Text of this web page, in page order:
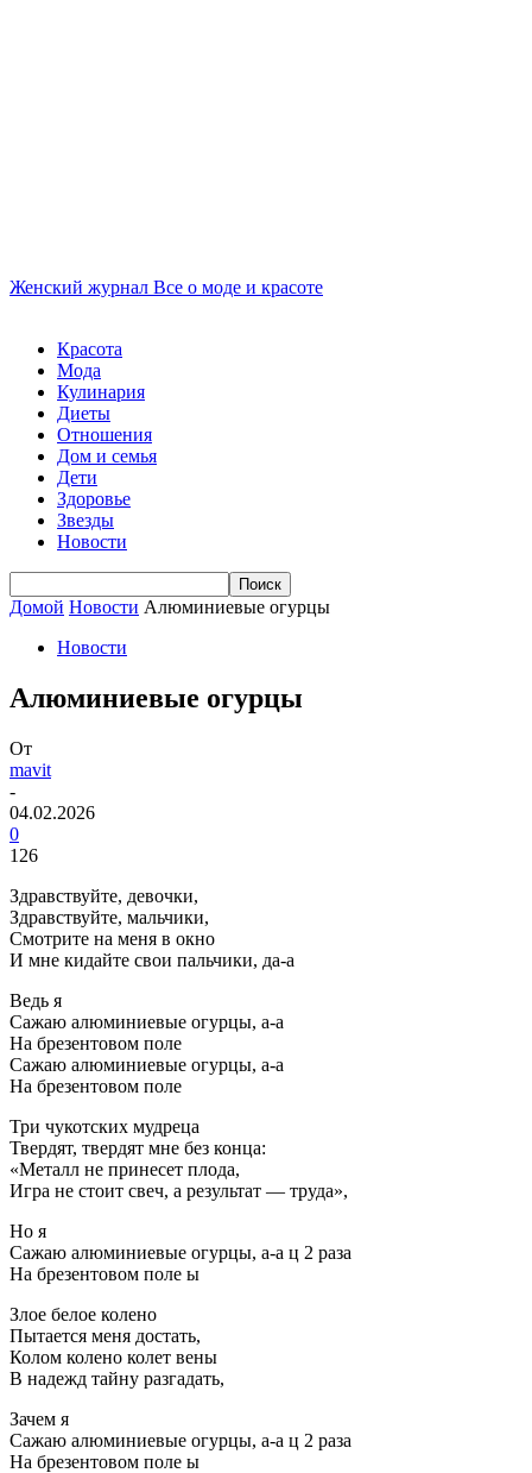
Женский журнал Все о моде и красоте
Красота
Мода
Кулинария
Диеты
Отношения
Дом и семья
Дети
Здоровье
Звезды
Новости
Домой Новости Алюминиевые огурцы
Новости
Алюминиевые огурцы
От
mavit
-
04.02.2026
0
126
Здравствуйте, девочки,
Здравствуйте, мальчики,
Смотрите на меня в окно
И мне кидайте свои пальчики, да-а
Ведь я
Сажаю алюминиевые огурцы, а-а
На брезентовом поле
Сажаю алюминиевые огурцы, а-а
На брезентовом поле
Три чукотских мудреца
Твердят, твердят мне без конца:
«Металл не принесет плода,
Игра не стоит свеч, а результат — труда»,
Но я
Сажаю алюминиевые огурцы, а-а ц 2 раза
На брезентовом поле ы
Злое белое колено
Пытается меня достать,
Колом колено колет вены
В надежд тайну разгадать,
Зачем я
Сажаю алюминиевые огурцы, а-а ц 2 раза
На брезентовом поле ы